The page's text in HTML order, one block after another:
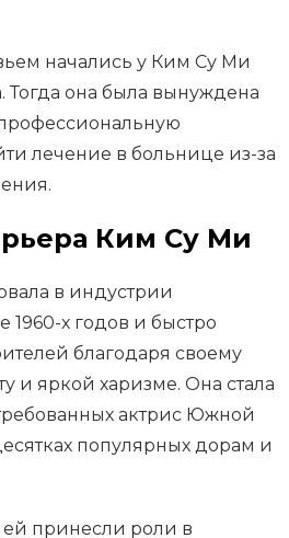
начались у Ким Су Ми
Тогда она была вынуждена
лечение в больнице из-за
Ким Су Ми
в индустрии
1960-х годов и быстро
благодаря своему
и яркой харизме. Она стала
актрис Южной
популярных дорам и
ей принесли роли в